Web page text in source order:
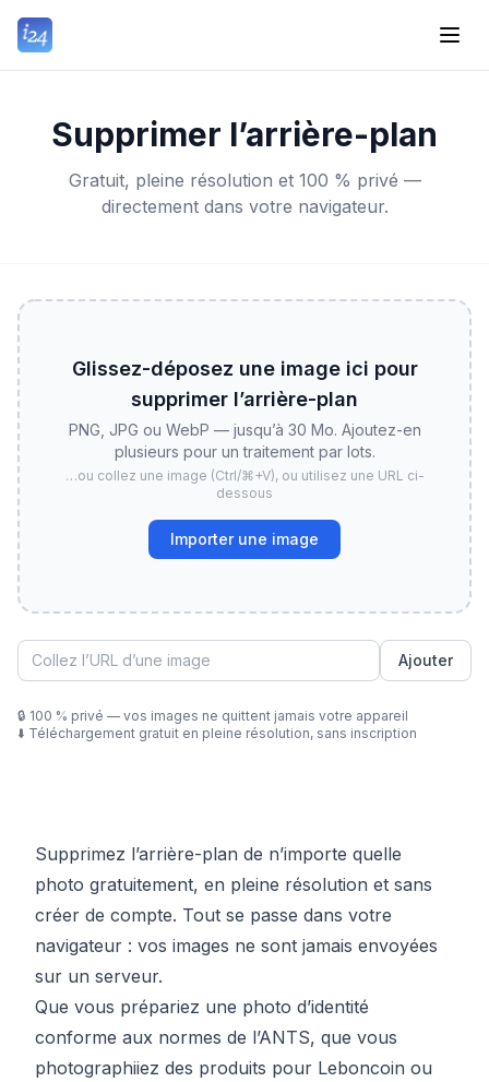
Supprimer l’arrière-plan
Gratuit, pleine résolution et 100 % privé —
directement dans votre navigateur.
Glissez-déposez une image ici pour
supprimer l’arrière-plan
PNG, JPG ou WebP — jusqu’à 30 Mo. Ajoutez-en
plusieurs pour un traitement par lots.
…ou collez une image (Ctrl/⌘+V), ou utilisez une URL ci-
dessous
Importer une image
Ajouter
🔒 100 % privé — vos images ne quittent jamais votre appareil
⬇️ Téléchargement gratuit en pleine résolution, sans inscription
Supprimez l’arrière-plan de n’importe quelle
photo gratuitement, en pleine résolution et sans
créer de compte. Tout se passe dans votre
navigateur : vos images ne sont jamais envoyées
sur un serveur.
Que vous prépariez une photo d’identité
conforme aux normes de l’ANTS, que vous
photographiiez des produits pour Leboncoin ou